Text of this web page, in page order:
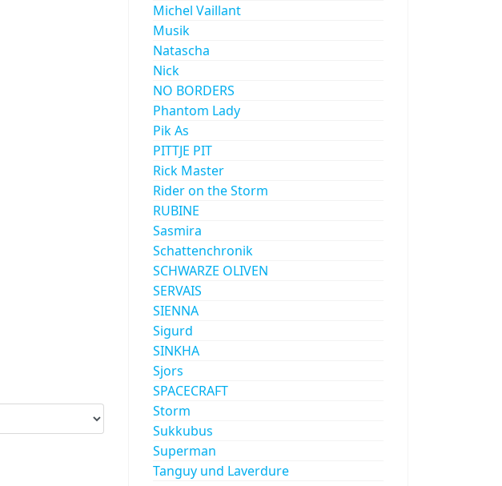
Michel Vaillant
Musik
Natascha
Nick
NO BORDERS
Phantom Lady
Pik As
PITTJE PIT
Rick Master
Rider on the Storm
RUBINE
Sasmira
Schattenchronik
SCHWARZE OLIVEN
SERVAIS
SIENNA
Sigurd
SINKHA
Sjors
SPACECRAFT
Storm
Sukkubus
Superman
Tanguy und Laverdure